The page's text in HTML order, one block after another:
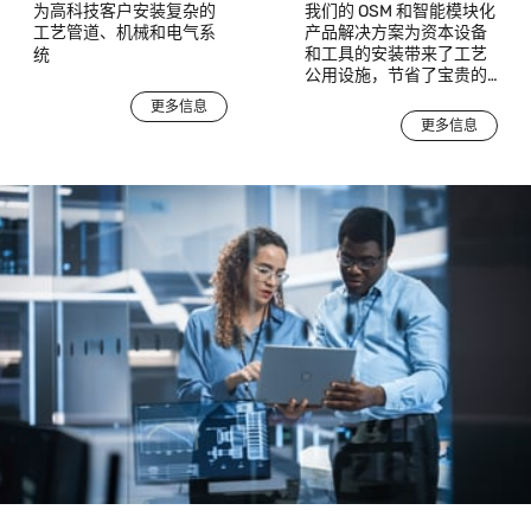
为高科技客户安装复杂的
工艺管道、机械和电气系
统
更多信息
我们的 OSM 和智能模块化
产品解决方案为资本设备
和工具的安装带来了工艺
公用设施，节省了宝贵的
质量、安全性和可维护
更多信息